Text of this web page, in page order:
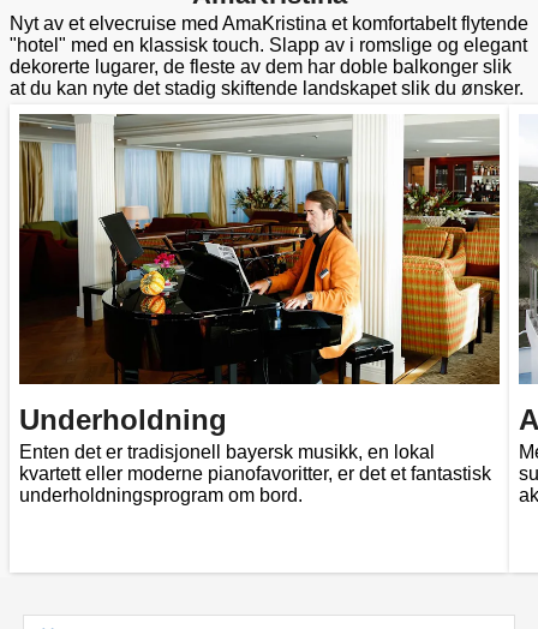
Nyt av et elvecruise med AmaKristina et komfortabelt flytende
"hotel" med en klassisk touch. Slapp av i romslige og elegant
dekorerte lugarer, de fleste av dem har doble balkonger slik
at du kan nyte det stadig skiftende landskapet slik du ønsker.
Underholdning
Enten det er tradisjonell bayersk musikk, en lokal
kvartett eller moderne pianofavoritter, er det et fantastisk
underholdningsprogram om bord.